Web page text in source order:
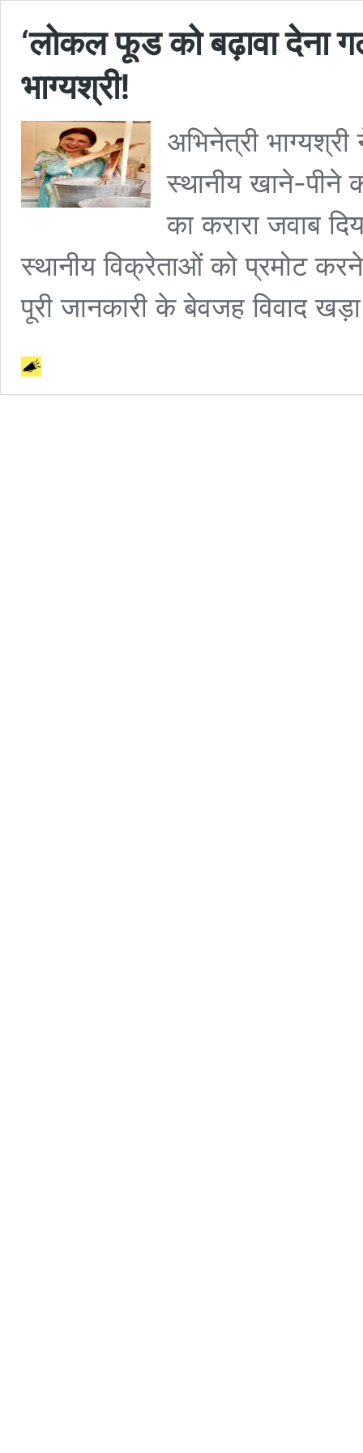
‘लोकल फूड को बढ़ावा देना
भाग्यश्री!
अभिनेत्री
स्थानीय खाने-पीने
का करारा जवाब
स्थानीय विक्रेताओं को प्रमोट
पूरी जानकारी के बेवजह विवाद